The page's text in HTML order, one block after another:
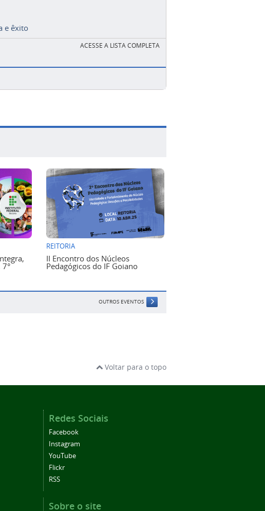
e êxito
ACESSE A LISTA COMPLETA
7°
REITORIA
II Encontro dos Núcleos
Pedagógicos do IF Goiano
OUTROS EVENTOS
Voltar para o topo
Redes Sociais
Facebook
Instagram
YouTube
Flickr
RSS
Sobre o site